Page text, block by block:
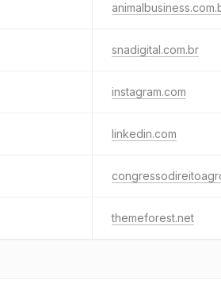
snadigital.com.br
instagram.com
linkedin.com
themeforest.net